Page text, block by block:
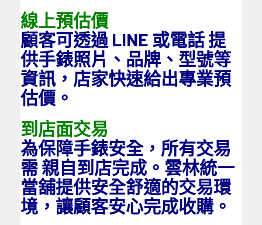
線上預估價
顧客可透過 LINE 或電話 提
供手錶照片、品牌、型號等
資訊，店家快速給出專業預
估價。
到店面交易
為保障手錶安全，所有交易
需 親自到店完成。雲林統一
當舖提供安全舒適的交易環
境，讓顧客安心完成收購。